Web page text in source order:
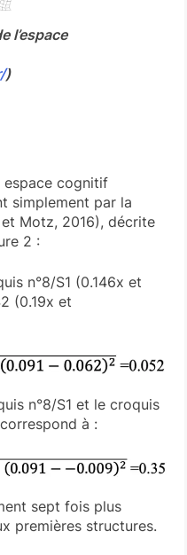
l’espace
)
espace cognitif
simplement par la
Motz, 2016), décrite
2 :
n°8/S1 (0.146x et
(0.19x et
n°8/S1 et le croquis
à :
sept fois plus
premières structures.